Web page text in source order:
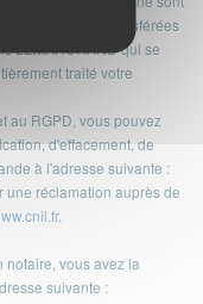
uniquement transférées
LEMARCHAND qui se
traité votre
au RGPD, vous pouvez
d'effacement, de
à l'adresse suivante :
une réclamation auprès de
.
notaire, vous avez la
suivante :